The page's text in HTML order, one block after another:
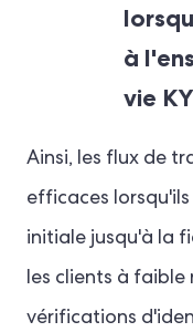
à
vie
Ainsi, les flux de
efficaces
initiale jusqu'à la
les clients à
vérifications